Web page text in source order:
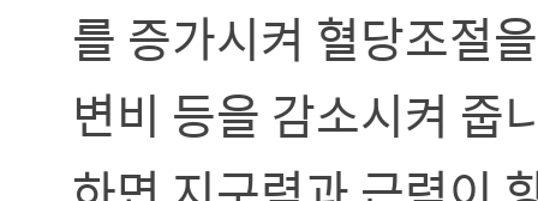
를 증가시켜 혈당조절
변비 등을 감소시켜 줍